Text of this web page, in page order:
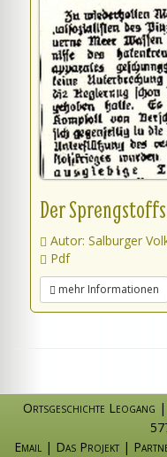
Der
Autor: Salburger
Pdf
mehr Informationen
Ortsgeschichte Leogang |
Email | Das Projekt|